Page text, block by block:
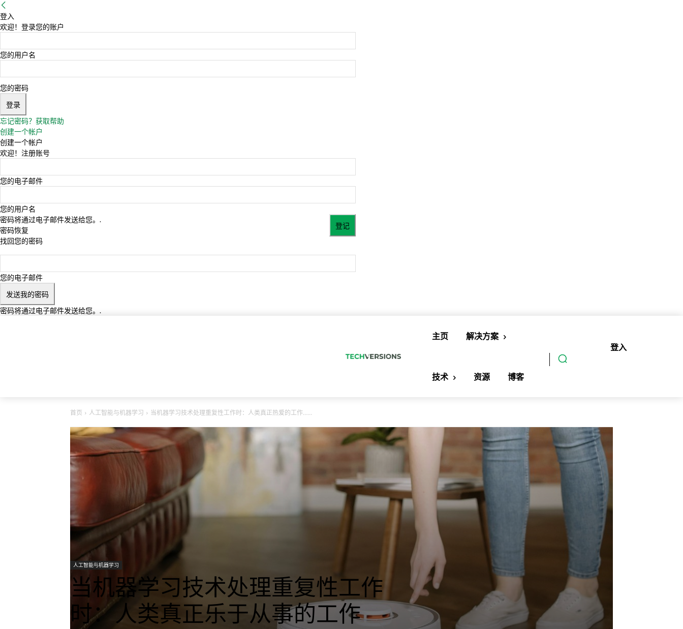
登入
欢迎！登录您的账户
您的用户名
您的密码
忘记密码？获取帮助
创建一个帐户
创建一个帐户
欢迎！注册账号
您的电子邮件
您的用户名
密码将通过电子邮件发送给您。.
密码恢复
找回您的密码
您的电子邮件
密码将通过电子邮件发送给您。.
主页 解决方案
技术 资源 博客
订阅登入
首页 人工智能与机器学习 当机器学习技术处理重复性工作时：人类真正热爱的工作……
人工智能与机器学习
当机器学习技术处理重复性工作
时：人类真正乐于从事的工作